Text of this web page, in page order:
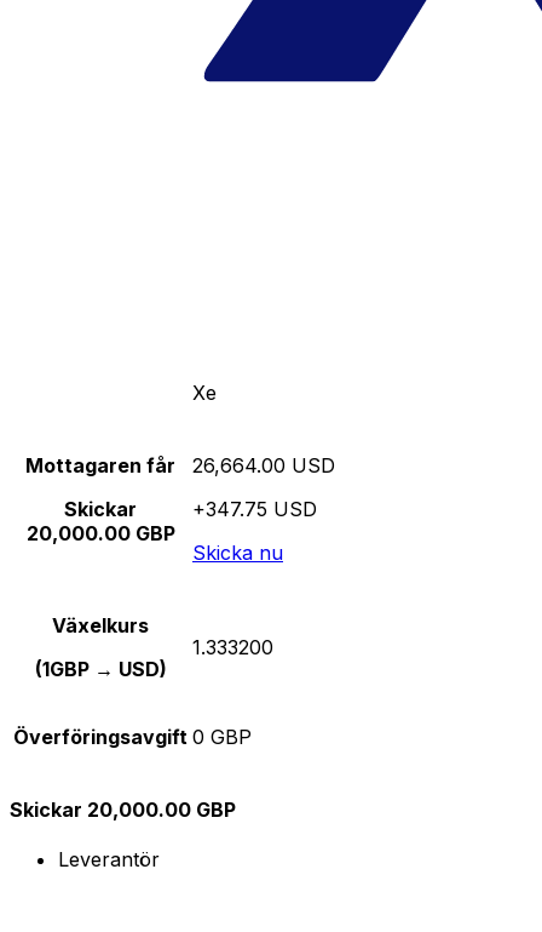
Xe
Mottagaren får
Skickar
20,000.00 GBP
26,664.00 USD
+347.75 USD
Skicka nu
Växelkurs
(1GBP → USD)
1.333200
Överföringsavgift 0 GBP
Skickar 20,000.00 GBP
Leverantör